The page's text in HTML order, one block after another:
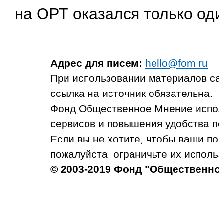
на ОРТ оказался только
Адрес для писем: hello@fom.ru
При использовании материалов
ссылка на источник обязательна.
Фонд Общественное Мнение
сервисов и повышения удобства
Если вы не хотите, чтобы ваши
пожалуйста, ограничьте их
© 2003-2019 Фонд